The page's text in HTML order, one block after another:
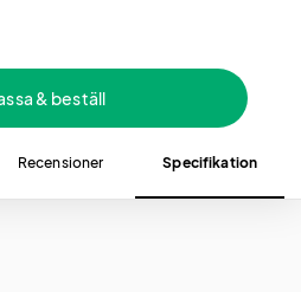
& beställ
Recensioner Specifikation